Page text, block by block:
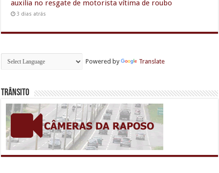
auxilia no resgate de motorista vítima de roubo
3 dias atrás
Powered by Translate
Trânsito